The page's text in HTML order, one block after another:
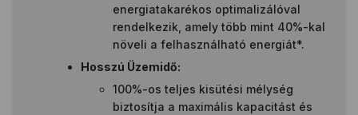
energiatakarékos optimalizálóval
rendelkezik, amely több mint 40%-kal
növeli a felhasználható energiát*.
Hosszú Üzemidő:
100%-os teljes kisütési mélység
biztosítja a maximális kapacitást és